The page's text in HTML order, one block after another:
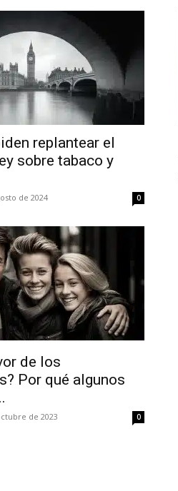
replantear el
sobre tabaco y
de 2024 0
de los
Por qué algunos
de 2023 0